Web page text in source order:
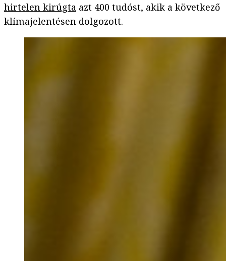
hirtelen kirúgta azt 400 tudóst, akik a következő
klímajelentésen dolgozott.